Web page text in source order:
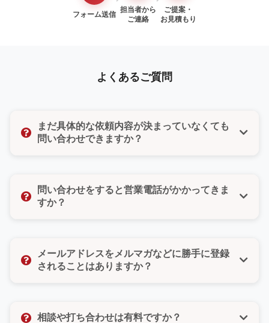
フォーム送信
担当者から
ご連絡
ご提案・
お見積もり
よくあるご質問
まだ具体的な依頼内容が決まっていなくても
問い合わせできますか？
たい」「ちょっとした質問だけでもいいのかな」そん
な気持ちでも大丈夫です。どんな小さなご相談でもお
問い合わせをすると営業電話がかかってきま
すか？
たしません。また、お問い合わせフォームではご希望
の連絡方法（電話・メール・どちらでもよい）をお選
メールアドレスをメルマガなどに勝手に登録
されることはありますか？
なども一切いたしませんので、ご安心ください。お客
相談や打ち合わせは有料ですか？